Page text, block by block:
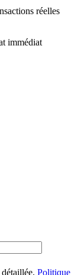
réelles
immédiat
Politique